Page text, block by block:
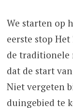
We starten op
eerste stop
de traditionele
dat de start
Niet vergeten
duingebied te